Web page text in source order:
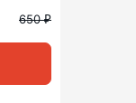
650 ₽